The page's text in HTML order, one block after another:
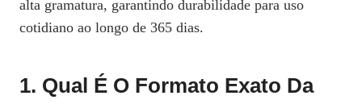
alta gramatura, garantindo durabilidade para uso
cotidiano ao longo de 365 dias.
1. Qual É O Formato Exato Da